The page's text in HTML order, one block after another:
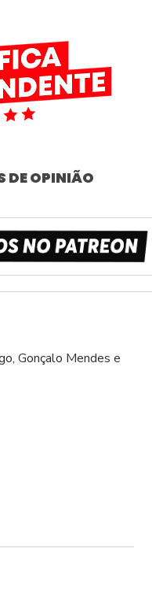
DE OPINIÃO
Gonçalo Mendes e